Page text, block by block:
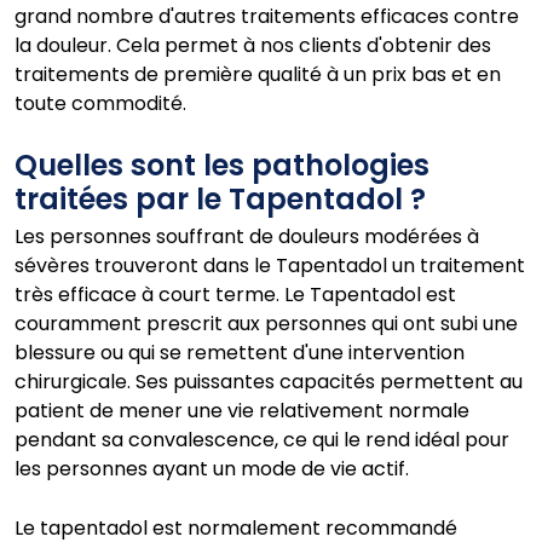
grand nombre d'autres traitements efficaces contre
la douleur. Cela permet à nos clients d'obtenir des
traitements de première qualité à un prix bas et en
toute commodité.
Quelles sont les pathologies
traitées par le Tapentadol ?
Les personnes souffrant de douleurs modérées à
sévères trouveront dans le Tapentadol un traitement
très efficace à court terme. Le Tapentadol est
couramment prescrit aux personnes qui ont subi une
blessure ou qui se remettent d'une intervention
chirurgicale. Ses puissantes capacités permettent au
patient de mener une vie relativement normale
pendant sa convalescence, ce qui le rend idéal pour
les personnes ayant un mode de vie actif.
Le tapentadol est normalement recommandé